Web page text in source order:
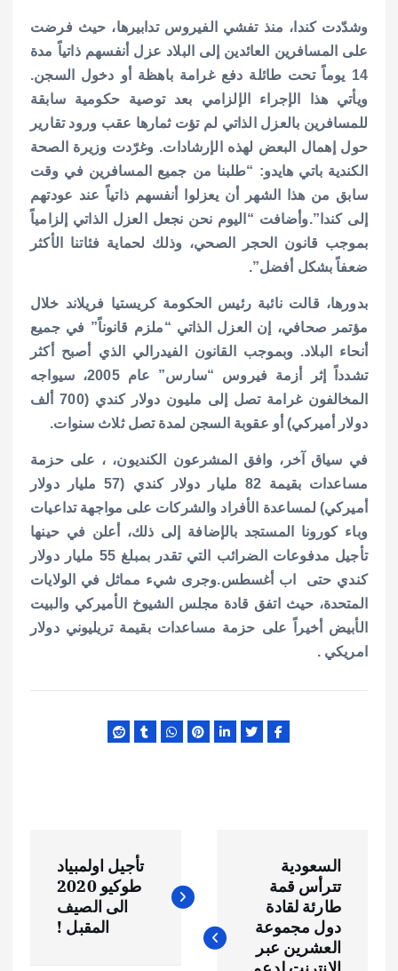
وشدّدت كندا، منذ تفشي الفيروس تدابيرها، حيث فرضت
على المسافرين العائدين إلى البلاد عزل أنفسهم ذاتياً مدة
14 يوماً تحت طائلة دفع غرامة باهظة أو دخول السجن.
ويأتي هذا الإجراء الإلزامي بعد توصية حكومية سابقة
للمسافرين بالعزل الذاتي لم تؤت ثمارها عقب ورود تقارير
حول إهمال البعض لهذه الإرشادات. وغرّدت وزيرة الصحة
الكندية باتي هايدو: “طلبنا من جميع المسافرين في وقت
سابق من هذا الشهر أن يعزلوا أنفسهم ذاتياً عند عودتهم
إلى كندا”.وأضافت “اليوم نحن نجعل العزل الذاتي إلزامياً
بموجب قانون الحجر الصحي، وذلك لحماية فئاتنا الأكثر
ضعفاً بشكل أفضل”.
بدورها، قالت نائبة رئيس الحكومة كريستيا فريلاند خلال
مؤتمر صحافي، إن العزل الذاتي “ملزم قانوناً” في جميع
أنحاء البلاد. وبموجب القانون الفيدرالي الذي أصبح أكثر
تشدداً إثر أزمة فيروس “سارس” عام 2005، سيواجه
المخالفون غرامة تصل إلى مليون دولار كندي (700 ألف
دولار أميركي) أو عقوبة السجن لمدة تصل ثلاث سنوات.
في سياق آخر، وافق المشرعون الكنديون، ، على حزمة
مساعدات بقيمة 82 مليار دولار كندي (57 مليار دولار
أميركي) لمساعدة الأفراد والشركات على مواجهة تداعيات
وباء كورونا المستجد بالإضافة إلى ذلك، أعلن في حينها
تأجيل مدفوعات الضرائب التي تقدر بمبلغ 55 مليار دولار
كندي حتى اب أغسطس.وجرى شيء مماثل في الولايات
المتحدة، حيث اتفق قادة مجلس الشيوخ الأميركي والبيت
الأبيض أخيراً على حزمة مساعدات بقيمة تريليوني دولار
امريكي .
ص
السعودية
تترأس قمة
طارئة لقادة
دول مجموعة
العشرين عبر
تأجيل اولمبياد
طوكيو 2020
الى الصيف
المقبل !